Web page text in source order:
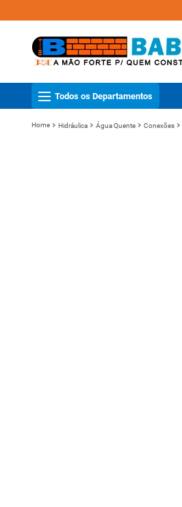
Todos os Departamentos
Hidráulica Água Quente Conexões